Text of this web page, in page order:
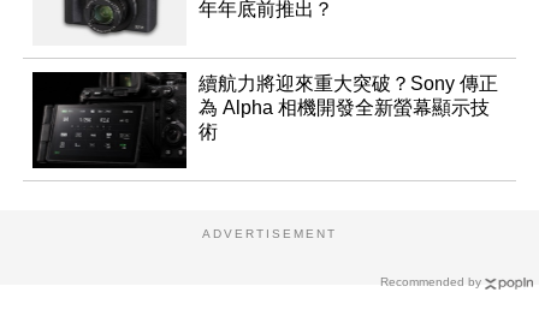
年年底前推出？
續航力將迎來重大突破？Sony 傳正
為 Alpha 相機開發全新螢幕顯示技
術
Recommended by
ADVERTISEMENT